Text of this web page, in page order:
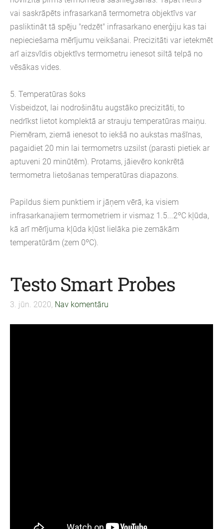
vai saskrāpēts infrasarkanā termometra objektīvs var
pasliktināt tā spēju "redzēt" infrasarkano enerģiju kas tai
nepieciešama mērījumu veikšanai. Precizitāti var ietekmēt
arī aizsvīdis objektīvs termometru ienesot siltā telpā no
vēsākas vides.
5. Temperatūras šoks
Visbeidzot, lai nodrošinātu augstāko precizitāti, to
nedrīkst lietot komplektā ar strauju temperatūras maiņu.
Piemēram, ziemā ienesot to iekšā no aukstas mašīnas,
pagaidiet 20 min lai termometrs uzsilst (parasti pietiek ar
aptuveni 20 minūtēm). Protams, jāievēro konkrētā
termometra lietošanas temperatūras diapazons.
Papildus šiem punktiem ir jāņem vērā, ka visiem
infrasarkanajiem termometriem ir vismaz 1.5...2ºC kļūda,
kā arī mērījuma kļūda kļūst lielāka pie zemākām
temperatūrām (zem 0ºC).
Testo Smart Probes
3. jūn. 2020, Nav komentāru